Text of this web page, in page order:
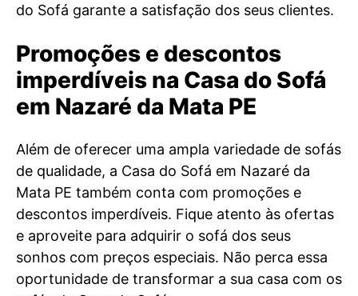
do Sofá garante a satisfação dos seus clientes.
Promoções e descontos
imperdíveis na Casa do Sofá
em Nazaré da Mata PE
Além de oferecer uma ampla variedade de sofás
de qualidade, a Casa do Sofá em Nazaré da
Mata PE também conta com promoções e
descontos imperdíveis. Fique atento às ofertas
e aproveite para adquirir o sofá dos seus
sonhos com preços especiais. Não perca essa
oportunidade de transformar a sua casa com os